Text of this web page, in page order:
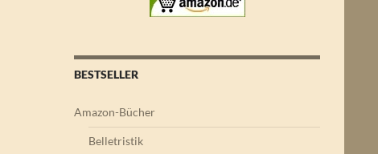
BESTSELLER
Amazon-Bücher
Belletristik